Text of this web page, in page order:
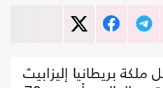
ملكة بريطانيا إليزابيث